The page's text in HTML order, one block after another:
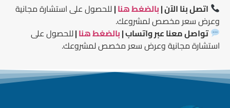
اتصل بنا الآن |بالضغط هنا|للحصول على استشارة مجانية
وعرض سعر مخصص لمشروعك.
تواصل معنا عبر واتساب |بالضغط هنا|للحصول على
استشارة مجانية وعرض سعر مخصص لمشروعك.